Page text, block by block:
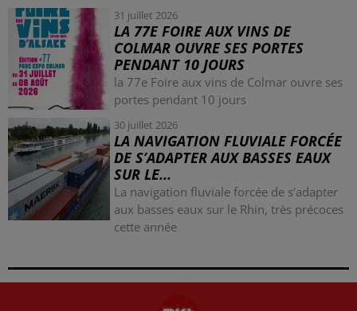
31 juillet 2026
LA 77E FOIRE AUX VINS DE
COLMAR OUVRE SES PORTES
PENDANT 10 JOURS
la 77e Foire aux vins de Colmar ouvre ses
portes pendant 10 jours
30 juillet 2026
LA NAVIGATION FLUVIALE FORCÉE
DE S’ADAPTER AUX BASSES EAUX
SUR LE...
La navigation fluviale forcée de s’adapter
aux basses eaux sur le Rhin, très précoces
cette année